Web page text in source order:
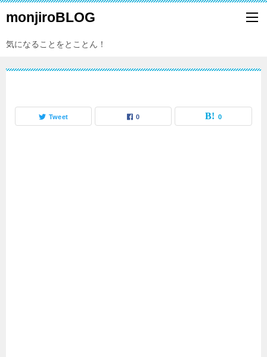
monjiroBLOG
気になることをとことん！
Tweet 0 0